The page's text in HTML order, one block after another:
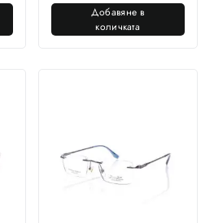
Добавяне в
количката